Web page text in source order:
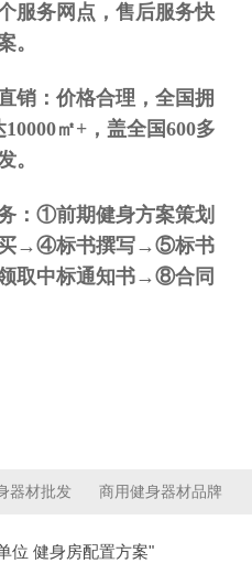
服务网点 ，售后服务快
。
销：价格合理 ，全国拥
10000㎡+，盖全国600多
。
： ①前期健身方案策划
买→④标书撰写→⑤标书
取中标通知书→⑧合同
器材批发 商用健身器材品牌
位 健身房配置方案"